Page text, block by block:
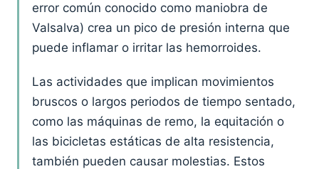
error común conocido como maniobra de
Valsalva) crea un pico de presión interna que
puede inflamar o irritar las hemorroides.
Las actividades que implican movimientos
bruscos o largos periodos de tiempo sentado,
como las máquinas de remo, la equitación o
las bicicletas estáticas de alta resistencia,
también pueden causar molestias. Estos